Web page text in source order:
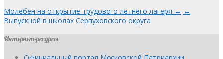
Молебен на открытие трудового летнего лагеря → ←
Выпускной в школах Серпуховского округа
Интернет-ресурсы